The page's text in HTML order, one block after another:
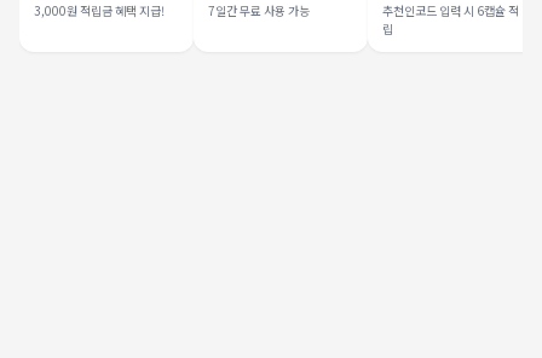
3,000원 적립금 혜택 지급! 7일간 무료 사용 가능
추천인코드 입력 시 6캡슐 적
립